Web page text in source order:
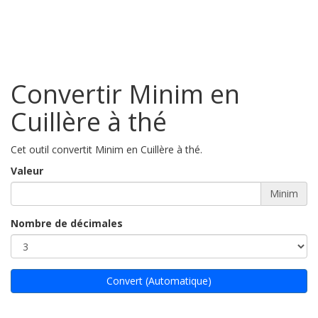
Convertir Minim en
Cuillère à thé
Cet outil convertit Minim en Cuillère à thé.
Valeur
Minim
Nombre de décimales
Convert (Automatique)